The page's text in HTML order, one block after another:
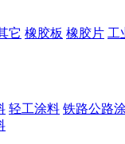
它 橡胶板 橡胶片 工
轻工涂料 铁路公路